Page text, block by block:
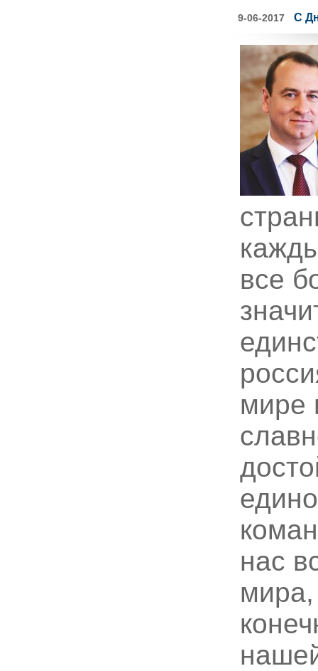
9-06-2017 С
все
мире
нас
мира,